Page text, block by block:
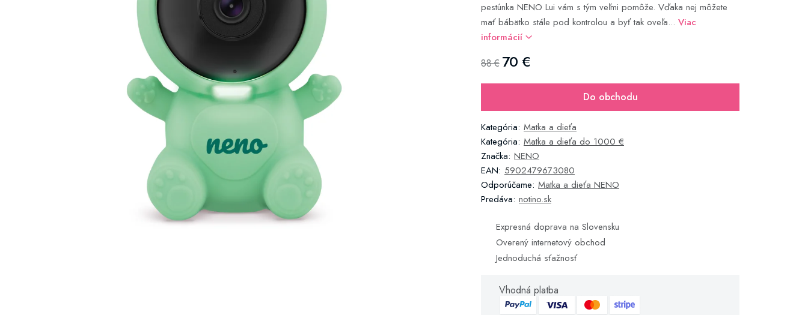
pestúnka NENO Lui vám s tým veľmi pomôže. Vďaka nej môžete
mať bábätko stále pod kontrolou a byť tak oveľa... Viac
informácií
88 € 70 €
Do obchodu
Kategória: Matka a dieťa
Kategória: Matka a dieťa do 1000 €
Značka: NENO
EAN: 5902479673080
Odporúčame: Matka a dieťa NENO
Predáva: notino.sk
Expresná doprava na Slovensku
Overený internetový obchod
Jednoduchá sťažnosť
Vhodná platba